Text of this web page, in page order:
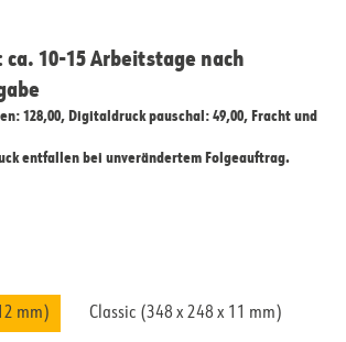
10-15 Arbeitstage nach
128,00, Digitaldruck pauschal: 49,00, Fracht und
entfallen bei unverändertem Folgeauftrag.
mm) Classic (348 x 248 x 11 mm)